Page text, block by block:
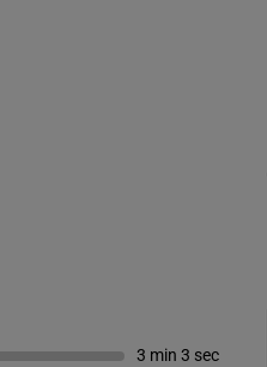
3 min 3 sec